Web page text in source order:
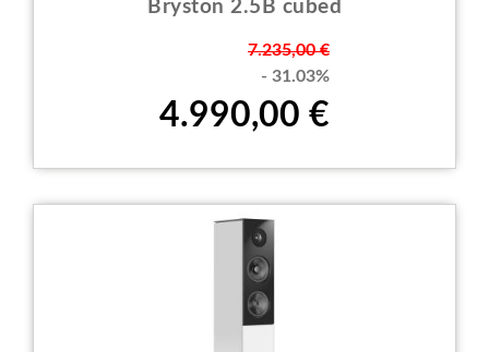
Bryston 2.5B cubed
7.235,00 €
- 31.03%
4.990,00 €